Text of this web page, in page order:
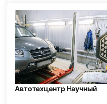
Автотехцентр Научный